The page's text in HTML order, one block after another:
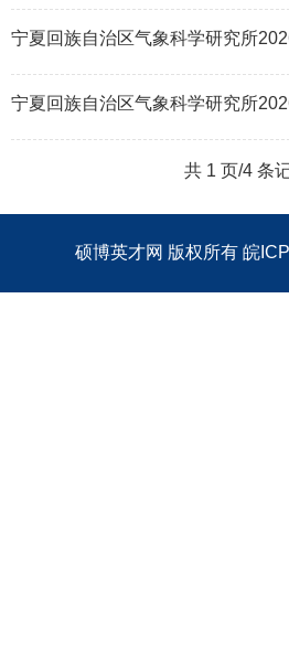
共 1 页/4 条
硕博英才网 版权所有 皖